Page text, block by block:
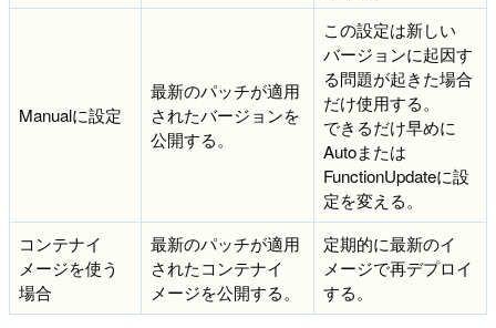
Manualに設定
最新のパッチが適用
されたバージョンを
公開する。
この設定は新しい
バージョンに起因す
る問題が起きた場合
だけ使用する。
できるだけ早めに
Autoまたは
FunctionUpdateに設
定を変える。
コンテナイ
メージを使う
場合
最新のパッチが適用
されたコンテナイ
メージを公開する。
定期的に最新のイ
メージで再デプロイ
する。